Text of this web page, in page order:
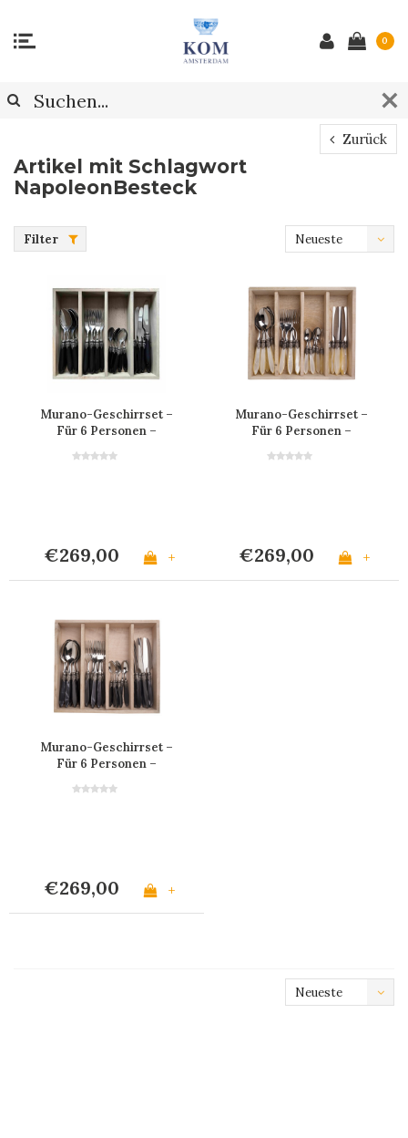
0
Zurück
Artikel mit Schlagwort
NapoleonBesteck
Filter
Neueste
Murano-Geschirrset –
Für 6 Personen –
€269,00 +
Murano-Geschirrset –
Für 6 Personen –
€269,00 +
Murano-Geschirrset –
Für 6 Personen –
€269,00 +
Neueste